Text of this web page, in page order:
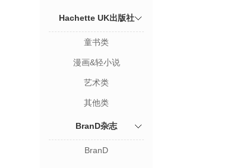
Hachette UK出版社
童书类
漫画&轻小说
艺术类
其他类
BranD杂志
BranD